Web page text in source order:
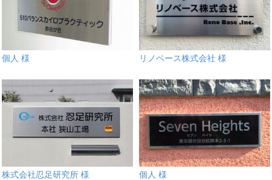
個人 様 リノベース株式会社 様
株式会社忍足研究所 様 個人 様